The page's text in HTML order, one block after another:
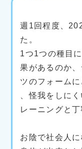
週1回程度、
た。
1つ1つの種目
果があるのか
ツのフォーム
、怪我をしに
レーニングと
お陰で社会人